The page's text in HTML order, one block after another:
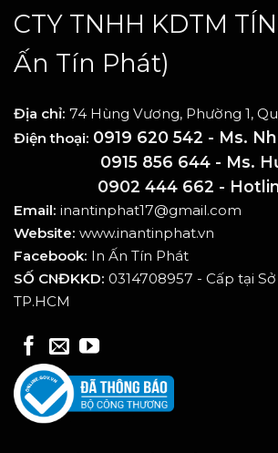
CTY TNHH KDTM
Ấn Tín Phát)
Địa chỉ: 74 Hùng Vương, Phường 1,
Điện thoại: 0919 620 542 - Ms.
0915 856 644 - Ms.
0902 444 662 -
Email: inantinphat17@gmail.com
Website: www.inantinphat.vn
Facebook: In Ấn Tín Phát
SỐ CNĐKKD: 0314708957 - Cấp tại
TP.HCM